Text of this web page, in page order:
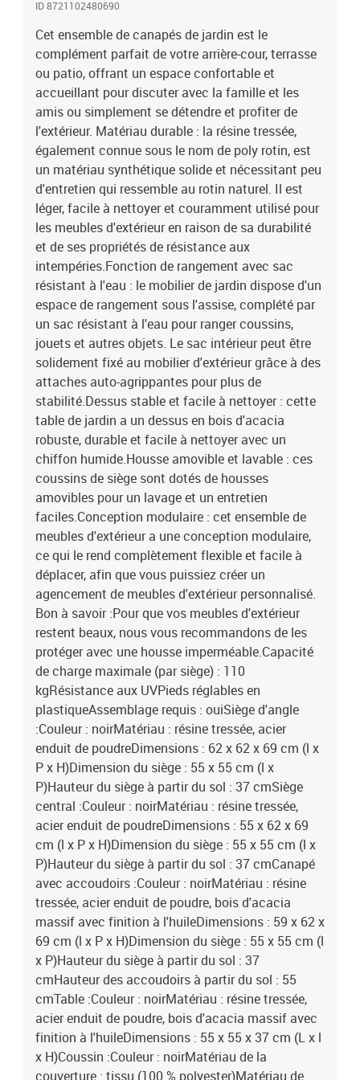
plus de stabilité.Dessus stable et facile à nettoyer : cette table de
jardin a un dessus en bois d'acacia robuste, durable et facile à
nettoyer avec un chiffon humide.Housse amovible et lavable : ces
coussins de siège sont dotés de housses amovibles pour un lavage
et un entretien faciles.Conception modulaire : cet ensemble de
meubles d'extérieur a une conception modulaire, ce qui le rend
complètement flexible et facile à déplacer, afin que vous puissiez
créer un agencement de meubles d'extérieur personnalisé. Bon à
savoir :Pour que vos meubles d'extérieur restent beaux, nous vous
recommandons de les protéger avec une housse
imperméable.Capacité de charge maximale (par siège) : 110
kgRésistance aux UVPieds réglables en plastiqueAssemblage
requis : ouiSiège d'angle :Couleur : noirMatériau : résine tressée,
acier enduit de poudreDimensions : 62 x 62 x 69 cm (l x P x
H)Dimension du siège : 55 x 55 cm (l x P)Hauteur du siège à partir
du sol : 37 cmSiège central :Couleur : noirMatériau : résine tressée,
acier enduit de poudreDimensions : 55 x 62 x 69 cm (l x P x
H)Dimension du siège : 55 x 55 cm (l x P)Hauteur du siège à partir
du sol : 37 cmCanapé avec accoudoirs :Couleur : noirMatériau :
résine tressée, acier enduit de poudre, bois d'acacia massif avec
finition à l'huileDimensions : 59 x 62 x 69 cm (l x P x H)Dimension
du siège : 55 x 55 cm (l x P)Hauteur du siège à partir du sol : 37
cmHauteur des accoudoirs à partir du sol : 55 cmTable :Couleur :
noirMatériau : résine tressée, acier enduit de poudre, bois d'acacia
massif avec finition à l'huileDimensions : 55 x 55 x 37 cm (L x l x
H)Coussin :Couleur : noirMatériau de la couverture : tissu (100 %
polyester)Matériau de remplissage du coussin de siège :
mousseMatériau de remplissage du coussin de dossier : fibre de
cotonDimensions du coussin de siège : 55 x 55 x 3 cm (l x P x
é)Dimensions du coussin de dossier : 55 x 45 x 13 cm (L x l x é)La
livraison contient :1 x table de jardin2 x siège d'angle avec
fonction de rangement et sac résistant à l'eau5 x siège central
incluant une fonction de rangement avec un sac résistant à l'eau2
x canapé d'accoudoir avec fonction de rangement et sac résistant
à l'eau11 x coussin de dossier9 x coussin d'assise avec housse
amovible et lavable
ID 8721102480690
Cet ensemble de canapés de jardin est le
complément parfait de votre arrière-cour, terrasse
ou patio, offrant un espace confortable et
accueillant pour discuter avec la famille et les
amis ou simplement se détendre et profiter de
l'extérieur. Matériau durable : la résine tressée,
également connue sous le nom de poly rotin, est
un matériau synthétique solide et nécessitant peu
d'entretien qui ressemble au rotin naturel. Il est
léger, facile à nettoyer et couramment utilisé pour
les meubles d'extérieur en raison de sa durabilité
et de ses propriétés de résistance aux
intempéries.Fonction de rangement avec sac
résistant à l'eau : le mobilier de jardin dispose d'un
espace de rangement sous l'assise, complété par
un sac résistant à l'eau pour ranger coussins,
jouets et autres objets. Le sac intérieur peut être
solidement fixé au mobilier d'extérieur grâce à des
attaches auto-agrippantes pour plus de
stabilité.Dessus stable et facile à nettoyer : cette
table de jardin a un dessus en bois d'acacia
robuste, durable et facile à nettoyer avec un
chiffon humide.Housse amovible et lavable : ces
coussins de siège sont dotés de housses
amovibles pour un lavage et un entretien
faciles.Conception modulaire : cet ensemble de
meubles d'extérieur a une conception modulaire,
ce qui le rend complètement flexible et facile à
déplacer, afin que vous puissiez créer un
agencement de meubles d'extérieur personnalisé.
Bon à savoir :Pour que vos meubles d'extérieur
restent beaux, nous vous recommandons de les
protéger avec une housse imperméable.Capacité
de charge maximale (par siège) : 110
kgRésistance aux UVPieds réglables en
plastiqueAssemblage requis : ouiSiège d'angle
:Couleur : noirMatériau : résine tressée, acier
enduit de poudreDimensions : 62 x 62 x 69 cm (l x
P x H)Dimension du siège : 55 x 55 cm (l x
P)Hauteur du siège à partir du sol : 37 cmSiège
central :Couleur : noirMatériau : résine tressée,
acier enduit de poudreDimensions : 55 x 62 x 69
cm (l x P x H)Dimension du siège : 55 x 55 cm (l x
P)Hauteur du siège à partir du sol : 37 cmCanapé
avec accoudoirs :Couleur : noirMatériau : résine
tressée, acier enduit de poudre, bois d'acacia
massif avec finition à l'huileDimensions : 59 x 62 x
69 cm (l x P x H)Dimension du siège : 55 x 55 cm (l
x P)Hauteur du siège à partir du sol : 37
cmHauteur des accoudoirs à partir du sol : 55
cmTable :Couleur : noirMatériau : résine tressée,
acier enduit de poudre, bois d'acacia massif avec
finition à l'huileDimensions : 55 x 55 x 37 cm (L x l
x H)Coussin :Couleur : noirMatériau de la
couverture : tissu (100 % polyester)Matériau de